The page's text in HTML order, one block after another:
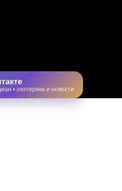
• эзотерика и новости